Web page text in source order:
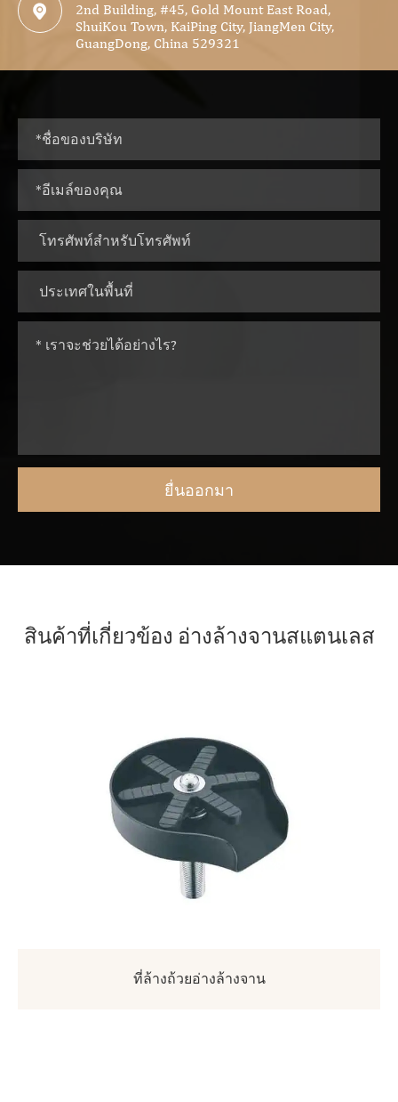

2nd Building, #45, Gold Mount East Road,
ShuiKou Town, KaiPing City, JiangMen City,
GuangDong, China 529321
สินค้าที่เกี่ยวข้อง อ่างล้างจานสแตนเลส
ที่ล้างถ้วยอ่างล้างจาน